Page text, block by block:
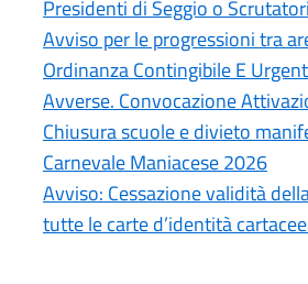
Presidenti di Seggio o Scrutatori
Avviso per le progressioni tra
Ordinanza Contingibile E
Avverse. Convocazione
Chiusura scuole e divieto
Carnevale Maniacese 2026
Avviso: Cessazione validità
tutte le carte d’identità